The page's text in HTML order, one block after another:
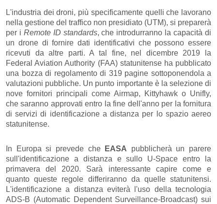
L'industria dei droni, più specificamente quelli che lavorano
nella gestione del traffico non presidiato (UTM), si preparerà
per i Remote ID standards, che introdurranno la capacità di
un drone di fornire dati identificativi che possono essere
ricevuti da altre parti. A tal fine, nel dicembre 2019 la
Federal Aviation Authority (FAA) statunitense ha pubblicato
una bozza di regolamento di 319 pagine sottoponendola a
valutazioni pubbliche. Un punto importante è la selezione di
nove fornitori principali come Airmap, Kittyhawk o Unifly,
che saranno approvati entro la fine dell'anno per la fornitura
di servizi di identificazione a distanza per lo spazio aereo
statunitense.
In Europa si prevede che EASA pubblicherà un parere
sull'identificazione a distanza e sullo U-Space entro la
primavera del 2020. Sarà interessante capire come e
quanto queste regole differiranno da quelle statunitensi.
L'identificazione a distanza eviterà l'uso della tecnologia
ADS-B (Automatic Dependent Surveillance-Broadcast) sui